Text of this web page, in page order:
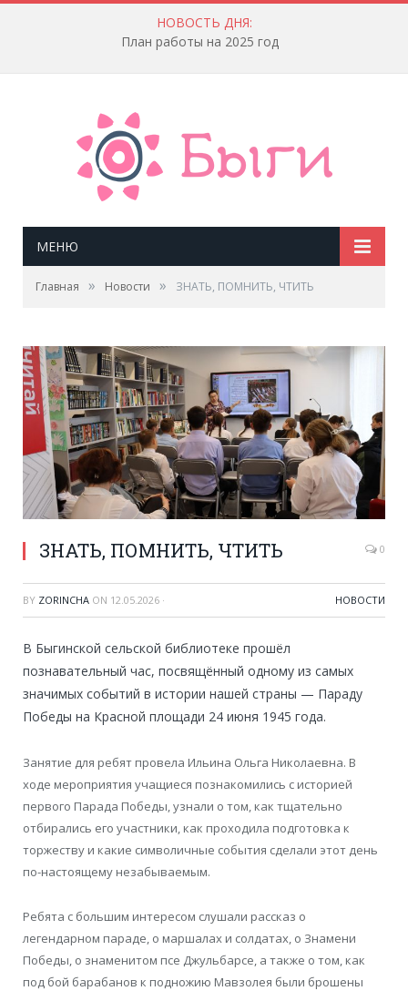
НОВОСТЬ ДНЯ:
План работы на 2025 год
МЕНЮ
Главная » Новости » ЗНАТЬ, ПОМНИТЬ, ЧТИТЬ
ЗНАТЬ, ПОМНИТЬ, ЧТИТЬ 0
BY ZORINCHA ON 12.05.2026 · НОВОСТИ
В Быгинской сельской библиотеке прошёл
познавательный час, посвящённый одному из самых
значимых событий в истории нашей страны — Параду
Победы на Красной площади 24 июня 1945 года.
Занятие для ребят провела Ильина Ольга Николаевна. В
ходе мероприятия учащиеся познакомились с историей
первого Парада Победы, узнали о том, как тщательно
отбирались его участники, как проходила подготовка к
торжеству и какие символичные события сделали этот день
по-настоящему незабываемым.
Ребята с большим интересом слушали рассказ о
легендарном параде, о маршалах и солдатах, о Знамени
Победы, о знаменитом псе Джульбарсе, а также о том, как
под бой барабанов к подножию Мавзолея были брошены